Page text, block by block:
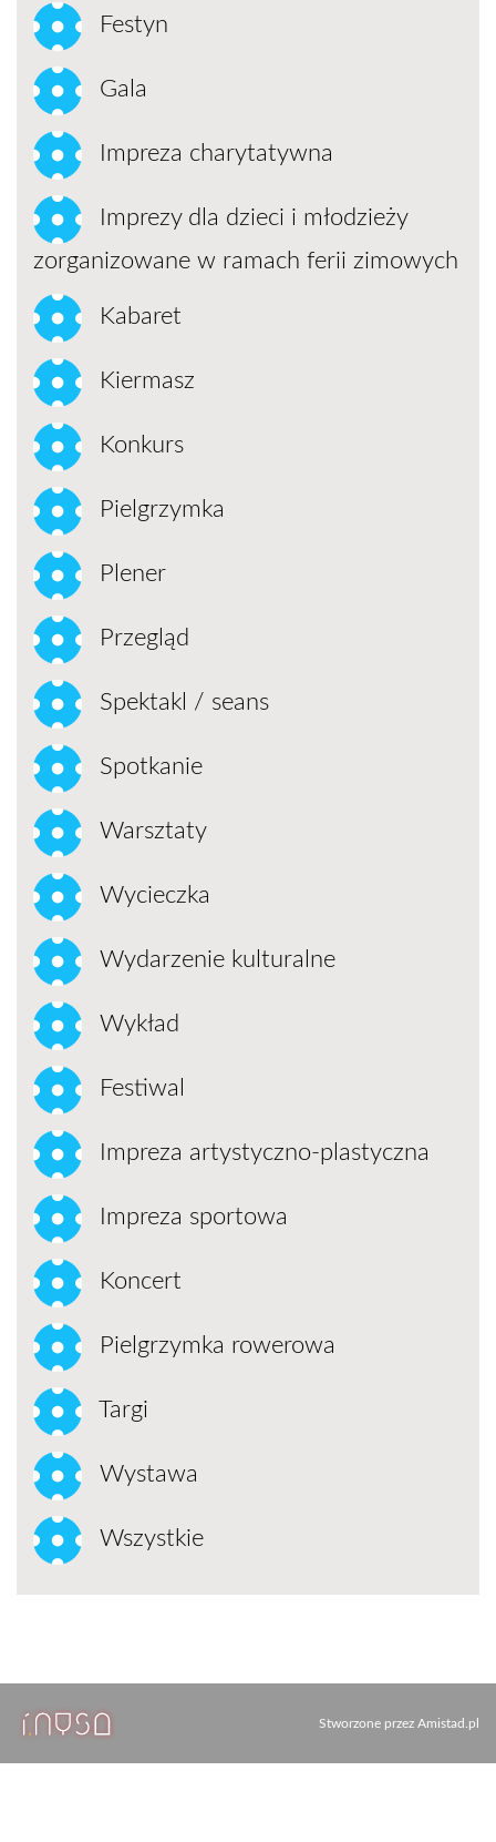
Festyn
Gala
Impreza charytatywna
Imprezy dla dzieci i młodzieży
zorganizowane w ramach ferii zimowych
Kabaret
Kiermasz
Konkurs
Pielgrzymka
Plener
Przegląd
Spektakl / seans
Spotkanie
Warsztaty
Wycieczka
Wydarzenie kulturalne
Wykład
Festiwal
Impreza artystyczno-plastyczna
Impreza sportowa
Koncert
Pielgrzymka rowerowa
Targi
Wystawa
Wszystkie
Stworzone przez Amistad.pl